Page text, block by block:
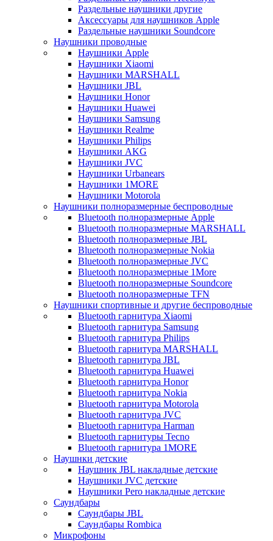
Раздельные наушники другие
Аксессуары для наушников Apple
Раздельные наушники Soundcore
Наушники проводные
Наушники Apple
Наушники Xiaomi
Наушники MARSHALL
Наушники JBL
Наушники Honor
Наушники Huawei
Наушники Samsung
Наушники Realme
Наушники Philips
Наушники AKG
Наушники JVC
Наушники Urbanears
Наушники 1MORE
Наушники Motorola
Наушники полноразмерные беспроводные
Bluetooth полноразмерные Apple
Bluetooth полноразмерные MARSHALL
Bluetooth полноразмерные JBL
Bluetooth полноразмерные Nokia
Bluetooth полноразмерные JVC
Bluetooth полноразмерные 1More
Bluetooth полноразмерные Soundcore
Bluetooth полноразмерные TFN
Наушники спортивные и другие беспроводные
Bluetooth гарнитура Xiaomi
Bluetooth гарнитура Samsung
Bluetooth гарнитура Philips
Bluetooth гарнитура MARSHALL
Bluetooth гарнитура JBL
Bluetooth гарнитура Huawei
Bluetooth гарнитура Honor
Bluetooth гарнитура Nokia
Bluetooth гарнитура Motorola
Bluetooth гарнитура JVC
Bluetooth гарнитура Harman
Bluetooth гарнитуры Tecno
Bluetooth гарнитура 1MORE
Наушнки детские
Наушник JBL накладные детские
Наушники JVC детские
Наушники Pero накладные детские
Саундбары
Саундбары JBL
Саундбары Rombica
Микрофоны